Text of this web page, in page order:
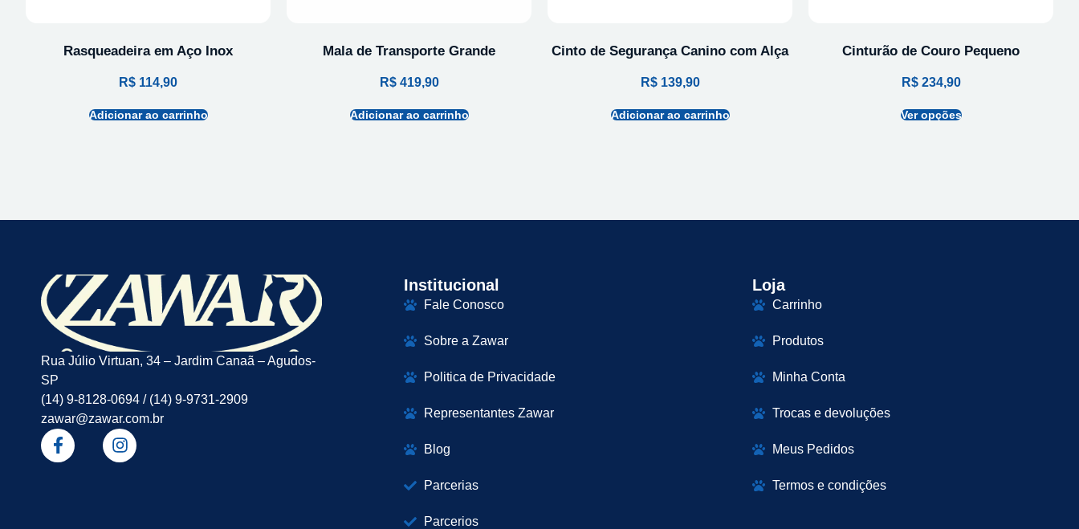
Rasqueadeira em Aço Inox
R$ 114,90
Adicionar ao carrinho
Mala de Transporte Grande
R$419,90
Adicionar ao carrinho
Cinto de Segurança Canino com Alça
R$139,90
Adicionar ao carrinho
Cinturão de Couro Pequeno
R$234,90
Ver opções
Rua Júlio Virtuan, 34 – Jardim Canaã – Agudos-
SP
(14) 9-8128-0694 / (14) 9-9731-2909
zawar@zawar.com.br
Institucional
Fale Conosco
Sobre a Zawar
Politica de Privacidade
Representantes Zawar
Blog
Parcerias
Parcerios
Loja
Carrinho
Produtos
Minha Conta
Trocas e devoluções
Meus Pedidos
Termos e condições